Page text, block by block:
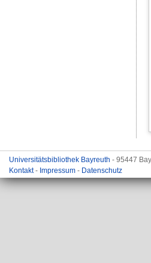
Universitätsbibliothek Bayreuth - 95447
Kontakt- Impressum - Datenschutz